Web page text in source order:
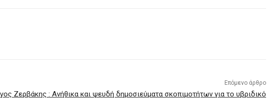
Επόμενο άρθρο
Ζερβάκης : Ανήθικα και ψευδή δημοσιεύματα σκοπιμοτήτων για το υβριδικό